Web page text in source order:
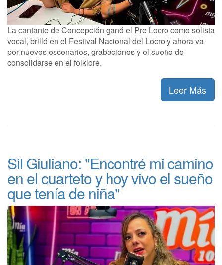
La cantante de Concepción ganó el Pre Locro como solista
vocal, brilló en el Festival Nacional del Locro y ahora va
por nuevos escenarios, grabaciones y el sueño de
consolidarse en el folklore.
Leer Más
Sil Giuliano: "Encontré mi camino
en el cuarteto y hoy vivo el sueño
que tenía de niña"